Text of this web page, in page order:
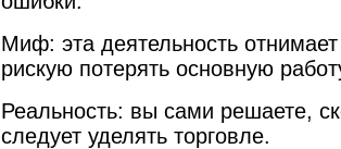
Миф: эта деятельность
рискую потерять основную
Реальность: вы сами решаете,
следует уделять торговле.